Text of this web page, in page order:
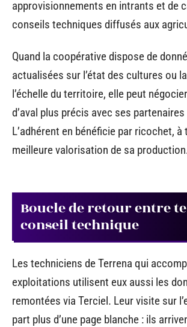
approvisionnements en intrants et de
conseils techniques diffusés aux
Quand la coopérative dispose de
actualisées sur l’état des cultures ou
l’échelle du territoire, elle peut
d’aval plus précis avec ses
L’adhérent en bénéficie par ricochet, à
meilleure valorisation de sa
Boucle de retour entre
conseil technique
Les techniciens de Terrena qui
exploitations utilisent eux aussi les
remontées via Terciel. Leur visite sur
part plus d’une page blanche : ils